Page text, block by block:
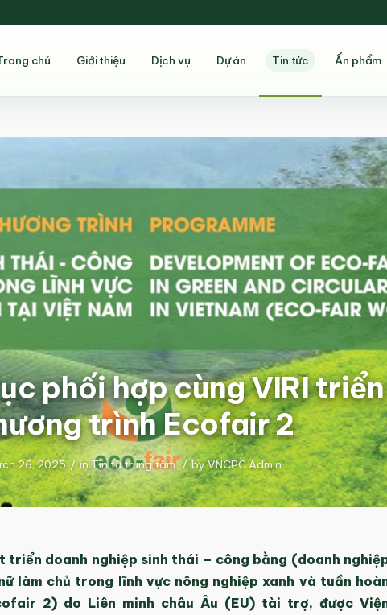
chủ Giới thiệu Dịch vụ Dự án Tin tức Ấn phẩm
phối hợp cùng VIRI
trình Ecofair 2
26, 2025 / inTin từ trung tâm / byVNCPC Admin
triển doanh nghiệp sinh thái – công bằng (doanh
làm chủ trong lĩnh vực nông nghiệp xanh và tuần
2) do Liên minh châu Âu (EU) tài trợ, được